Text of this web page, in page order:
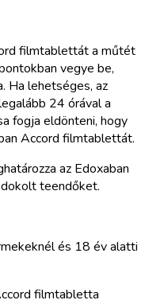
filmtablettát a műtét
vegye be,
Ha lehetséges, az
24 órával a
fogja eldönteni, hogy
Accord filmtablettát.
az Edoxaban
teendőket.
és 18 év alatti
filmtabletta